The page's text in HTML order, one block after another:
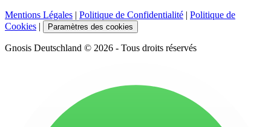
Mentions Légales | Politique de Confidentialité | Politique de
Cookies | Paramètres des cookies
Gnosis Deutschland © 2026 - Tous droits réservés